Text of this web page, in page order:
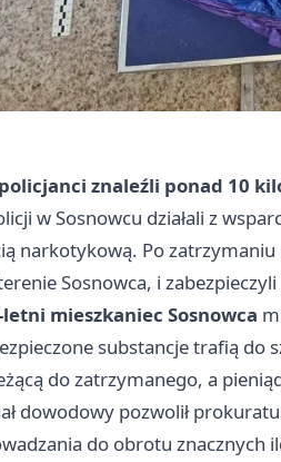
znaleźli ponad 10
w Sosnowcu działali z
narkotykową. Po
Sosnowca, i
mieszkaniec Sosnowca
substancje trafią do
do zatrzymanego, a
dowodowy pozwolił
do obrotu znacznych